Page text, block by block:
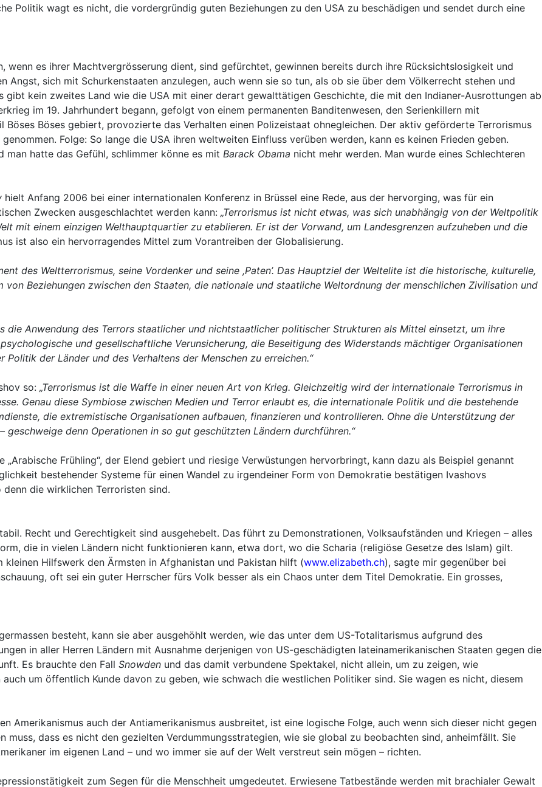
Politik wagt es nicht, die vordergründig guten Beziehungen zu den USA zu beschädigen und sendet durch eine
wenn es ihrer Machtvergrösserung dient, sind gefürchtet, gewinnen bereits durch ihre Rücksichtslosigkeit und
Angst, sich mit Schurkenstaaten anzulegen, auch wenn sie so tun, als ob sie über dem Völkerrecht stehen und
kein zweites Land wie die USA mit einer derart gewalttätigen Geschichte, die mit den Indianer-Ausrottungen ab
im 19. Jahrhundert begann, gefolgt von einem permanenten Banditenwesen, den Serienkillern mit
Böses gebiert, provozierte das Verhalten einen Polizeistaat ohnegleichen. Der aktiv geförderte Terrorismus
Folge: So lange die USA ihren weltweiten Einfluss verüben werden, kann es keinen Frieden geben.
man hatte das Gefühl, schlimmer könne es mit Barack Obama nicht mehr werden. Man wurde eines Schlechteren
hielt Anfang 2006 bei einer internationalen Konferenz in Brüssel eine Rede, aus der hervorging, was für ein
Zwecken ausgeschlachtet werden kann: „Terrorismus ist nicht etwas, was sich unabhängig von der Weltpolitik
mit einem einzigen Welthauptquartier zu etablieren. Er ist der Vorwand, um Landesgrenzen aufzuheben und die
ist also ein hervorragendes Mittel zum Vorantreiben der Globalisierung.
des Weltterrorismus, seine Vordenker und seine ,Paten’. Das Hauptziel der Weltelite ist die historische, kulturelle,
Beziehungen zwischen den Staaten, die nationale und staatliche Weltordnung der menschlichen Zivilisation und
die Anwendung des Terrors staatlicher und nichtstaatlicher politischer Strukturen als Mittel einsetzt, um ihre
und gesellschaftliche Verunsicherung, die Beseitigung des Widerstands mächtiger Organisationen
der Länder und des Verhaltens der Menschen zu erreichen.“
so: „Terrorismus ist die Waffe in einer neuen Art von Krieg. Gleichzeitig wird der internationale Terrorismus in
Genau diese Symbiose zwischen Medien und Terror erlaubt es, die internationale Politik und die bestehende
die extremistische Organisationen aufbauen, finanzieren und kontrollieren. Ohne die Unterstützung der
denn Operationen in so gut geschützten Ländern durchführen.“
Frühling“, der Elend gebiert und riesige Verwüstungen hervorbringt, kann dazu als Beispiel genannt
bestehender Systeme für einen Wandel zu irgendeiner Form von Demokratie bestätigen Ivashovs
die wirklichen Terroristen sind.
Recht und Gerechtigkeit sind ausgehebelt. Das führt zu Demonstrationen, Volksaufständen und Kriegen – alles
die in vielen Ländern nicht funktionieren kann, etwa dort, wo die Scharia (religiöse Gesetze des Islam) gilt.
kleinen Hilfswerk den Ärmsten in Afghanistan und Pakistan hilft (www.elizabeth.ch), sagte mir gegenüber bei
oft sei ein guter Herrscher fürs Volk besser als ein Chaos unter dem Titel Demokratie. Ein grosses,
besteht, kann sie aber ausgehöhlt werden, wie das unter dem US-Totalitarismus aufgrund des
in aller Herren Ländern mit Ausnahme derjenigen von US-geschädigten lateinamerikanischen Staaten gegen die
Es brauchte den Fall Snowden und das damit verbundene Spektakel, nicht allein, um zu zeigen, wie
um öffentlich Kunde davon zu geben, wie schwach die westlichen Politiker sind. Sie wagen es nicht, diesem
Amerikanismus auch der Antiamerikanismus ausbreitet, ist eine logische Folge, auch wenn sich dieser nicht gegen
muss, dass es nicht den gezielten Verdummungsstrategien, wie sie global zu beobachten sind, anheimfällt. Sie
im eigenen Land – und wo immer sie auf der Welt verstreut sein mögen – richten.
zum Segen für die Menschheit umgedeutet. Erwiesene Tatbestände werden mit brachialer Gewalt